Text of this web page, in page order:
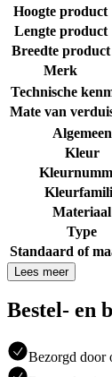
Hoogte product
Lengte product
Breedte product
Merk
Technische
Mate van
Algemeen
Kleur
Materiaal
Type
Standaard of
Lees meer
Bestel- en
Bezorgd door